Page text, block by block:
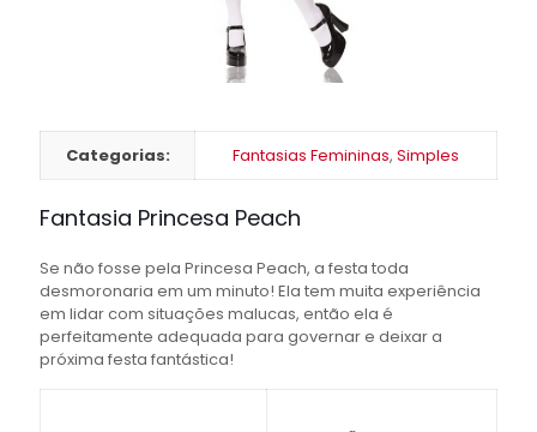
Categorias: Fantasias Femininas, Simples
Fantasia Princesa Peach
Se não fosse pela Princesa Peach, a festa toda
desmoronaria em um minuto! Ela tem muita experiência
em lidar com situações malucas, então ela é
perfeitamente adequada para governar e deixar a
próxima festa fantástica!